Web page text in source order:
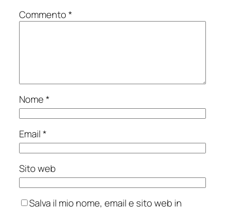
Commento*
Nome*
Email*
Sito web
Salva il mio nome, email e sito web in